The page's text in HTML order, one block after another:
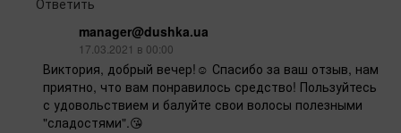
Ответить
manager@dushka.ua
17.03.2021 в 00:00
Виктория, добрый вечер!☺️ Спасибо за ваш отзыв, нам
приятно, что вам понравилось средство! Пользуйтесь
с удовольствием и балуйте свои волосы полезными
"сладостями".😘